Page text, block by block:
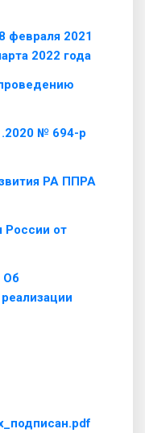
февраля 2021
2022 года
№ 694-р
РА ППРА
России от
Об